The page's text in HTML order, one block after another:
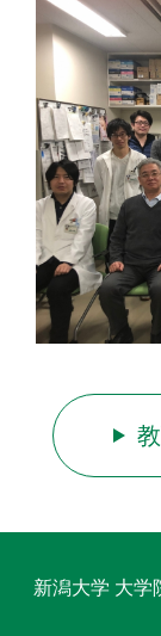
新潟大学 大学